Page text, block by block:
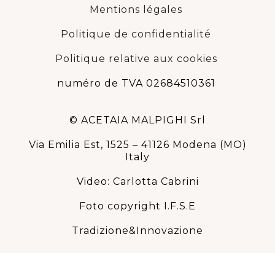
Mentions légales
Politique de confidentialité
Politique relative aux cookies
numéro de TVA 02684510361
© ACETAIA MALPIGHI Srl
Via Emilia Est, 1525 – 41126 Modena (MO)
Italy
Video: Carlotta Cabrini
Foto copyright I.F.S.E
Tradizione&Innovazione